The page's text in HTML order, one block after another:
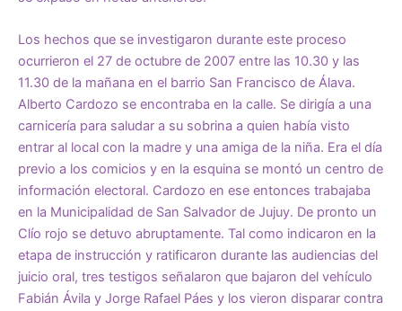
Los hechos que se investigaron durante este proceso
ocurrieron el 27 de octubre de 2007 entre las 10.30 y las
11.30 de la mañana en el barrio San Francisco de Álava.
Alberto Cardozo se encontraba en la calle. Se dirigía a una
carnicería para saludar a su sobrina a quien había visto
entrar al local con la madre y una amiga de la niña. Era el día
previo a los comicios y en la esquina se montó un centro de
información electoral. Cardozo en ese entonces trabajaba
en la Municipalidad de San Salvador de Jujuy. De pronto un
Clío rojo se detuvo abruptamente. Tal como indicaron en la
etapa de instrucción y ratificaron durante las audiencias del
juicio oral, tres testigos señalaron que bajaron del vehículo
Fabián Ávila y Jorge Rafael Páes y los vieron disparar contra